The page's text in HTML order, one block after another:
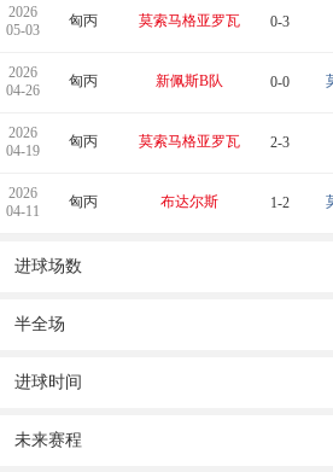
2026
05-03
匈丙 莫索马格亚罗瓦 0-3
2026
04-26
匈丙 新佩斯B队 0-0
2026
04-19
匈丙 莫索马格亚罗瓦 2-3
2026
04-11
匈丙 布达尔斯 1-2
进球场数
半全场
进球时间
未来赛程